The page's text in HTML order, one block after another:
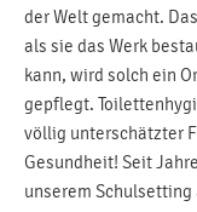
der Welt gemacht.
als sie das Werk
kann, wird solch ein
gepflegt.
völlig unterschätzter
Gesundheit! Seit
unserem